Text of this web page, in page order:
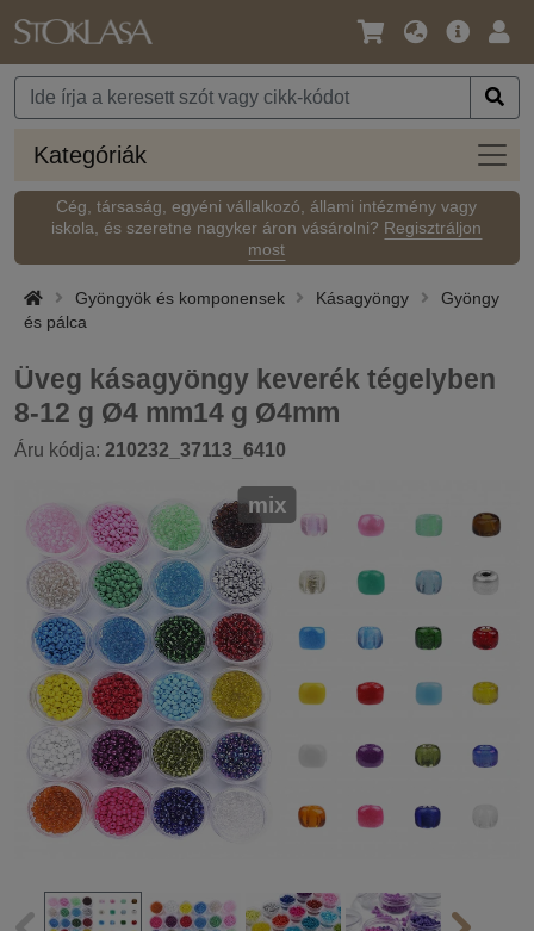
Nyelv
Pénznem
Fő
Kategóriák
Cég, társaság, egyéni vállalkozó, állami intézmény vagy
iskola, és szeretne nagyker áron vásárolni? Regisztráljon
most
Gyöngyök és komponensek Kásagyöngy
Gyöngy
és pálca
Üveg kásagyöngy keverék tégelyben
8-12 g Ø4 mm14 g Ø4mm
Áru kódja: 210232_37113_6410
mix